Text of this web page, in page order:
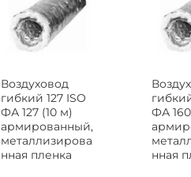
Воздуховод
гибкий 127 ISO
ФА 127 (10 м)
армированный,
металлизирова
нная пленка
ФА
нная